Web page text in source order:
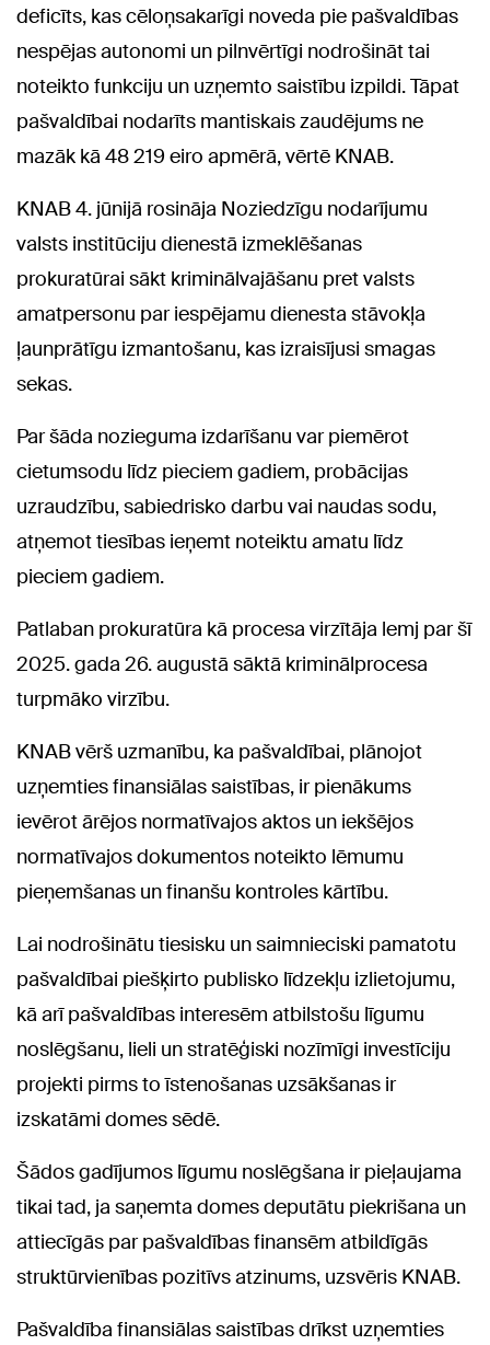
deficīts, kas cēloņsakarīgi noveda pie pašvaldības
nespējas autonomi un pilnvērtīgi nodrošināt tai
noteikto funkciju un uzņemto saistību izpildi. Tāpat
pašvaldībai nodarīts mantiskais zaudējums ne
mazāk kā 48 219 eiro apmērā, vērtē KNAB.
KNAB 4. jūnijā rosināja Noziedzīgu nodarījumu
valsts institūciju dienestā izmeklēšanas
prokuratūrai sākt kriminālvajāšanu pret valsts
amatpersonu par iespējamu dienesta stāvokļa
ļaunprātīgu izmantošanu, kas izraisījusi smagas
sekas.
Par šāda nozieguma izdarīšanu var piemērot
cietumsodu līdz pieciem gadiem, probācijas
uzraudzību, sabiedrisko darbu vai naudas sodu,
atņemot tiesības ieņemt noteiktu amatu līdz
pieciem gadiem.
Patlaban prokuratūra kā procesa virzītāja lemj par šī
2025. gada 26. augustā sāktā kriminālprocesa
turpmāko virzību.
KNAB vērš uzmanību, ka pašvaldībai, plānojot
uzņemties finansiālas saistības, ir pienākums
ievērot ārējos normatīvajos aktos un iekšējos
normatīvajos dokumentos noteikto lēmumu
pieņemšanas un finanšu kontroles kārtību.
Lai nodrošinātu tiesisku un saimnieciski pamatotu
pašvaldībai piešķirto publisko līdzekļu izlietojumu,
kā arī pašvaldības interesēm atbilstošu līgumu
noslēgšanu, lieli un stratēģiski nozīmīgi investīciju
projekti pirms to īstenošanas uzsākšanas ir
izskatāmi domes sēdē.
Šādos gadījumos līgumu noslēgšana ir pieļaujama
tikai tad, ja saņemta domes deputātu piekrišana un
attiecīgās par pašvaldības finansēm atbildīgās
struktūrvienības pozitīvs atzinums, uzsvēris KNAB.
Pašvaldība finansiālas saistības drīkst uzņemties